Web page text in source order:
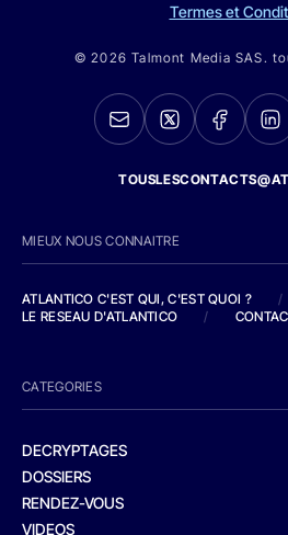
Termes et
© 2026 Talmont Media SAS.
MIEUX NOUS CONNAITRE
ATLANTICO C'EST QUI, C'EST QUOI ?
/
LE RESEAU D'ATLANTICO
/
CATEGORIES
DECRYPTAGES
DOSSIERS
RENDEZ-VOUS
VIDEOS